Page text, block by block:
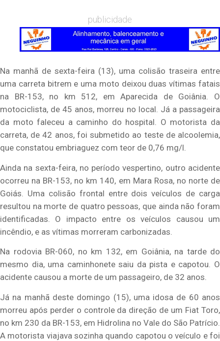
publicidade
Na manhã de sexta-feira (13), uma colisão traseira entre
uma carreta bitrem e uma moto deixou duas vítimas fatais
na BR-153, no km 512, em Aparecida de Goiânia. O
motociclista, de 45 anos, morreu no local. Já a passageira
da moto faleceu a caminho do hospital. O motorista da
carreta, de 42 anos, foi submetido ao teste de alcoolemia,
que constatou embriaguez com teor de 0,76 mg/l.
Ainda na sexta-feira, no período vespertino, outro acidente
ocorreu na BR-153, no km 140, em Mara Rosa, no norte de
Goiás. Uma colisão frontal entre dois veículos de carga
resultou na morte de quatro pessoas, que ainda não foram
identificadas. O impacto entre os veículos causou um
incêndio, e as vítimas morreram carbonizadas.
Na rodovia BR-060, no km 132, em Goiânia, na tarde do
mesmo dia, uma caminhonete saiu da pista e capotou. O
acidente causou a morte de um passageiro, de 32 anos.
Já na manhã deste domingo (15), uma idosa de 60 anos
morreu após perder o controle da direção de um Fiat Toro,
no km 230 da BR-153, em Hidrolina no Vale do São Patrício.
A motorista viajava sozinha quando capotou o veículo e foi